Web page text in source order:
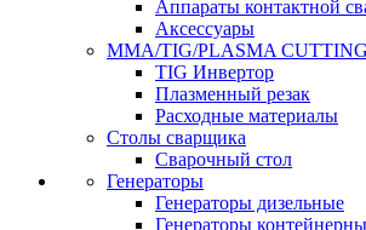
Аппараты контактной
Аксессуары
MMA/TIG/PLASMA CUTTING
TIG Инвертор
Плазменный резак
Расходные материалы
Столы сварщика
Сварочный стол
Генераторы
Генераторы дизельные
Генераторы